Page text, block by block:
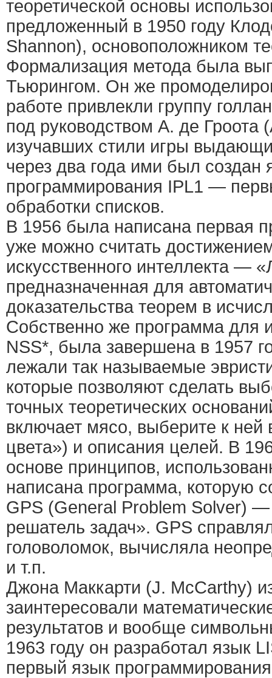
теоретической основы
предложенный в 1950 году
Shannon), основоположником
Формализация метода была
Тьюрингом. Он же
работе привлекли группу
под руководством А. де Гроота
изучавших стили игры
через два года ими был создан
программирования IPL1 —
обработки списков.
В 1956 была написана первая
уже можно считать
искусственного интеллекта —
предназначенная для
доказательства теорем в
Собственно же программа для
NSS*, была завершена в 1957
лежали так называемые
которые позволяют сделать
точных теоретических
включает мясо, выберите к ней
цвета») и описания целей. В
основе принципов,
написана программа, которую
GPS (General Problem Solver)
решатель задач». GPS
головоломок, вычисляла
и т.п.
Джона Маккарти (J. McCarthy)
заинтересовали
результатов и вообще
1963 году он разработал язык
первый язык